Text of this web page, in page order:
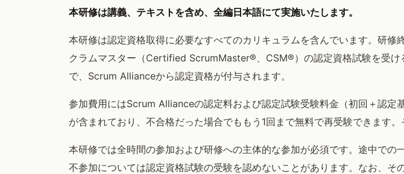
本研修は講義、テキストを含め、全編日本語にて実施いたします。
本研修は認定資格取得に必要なすべてのカリキュラムを含んでいます。研修
クラムマスター（Certified ScrumMaster®、CSM®）の認定資格試験を受け
で、Scrum Allianceから認定資格が付与されます。
参加費用にはScrum Allianceの認定料および認定試験受験料金（初回＋認定
が含まれており、不合格だった場合でももう1回まで無料で再受験できます
本研修では全時間の参加および研修への主体的な参加が必須です。途中で
不参加については認定資格試験の受験を認めないことがあります。なお、そ